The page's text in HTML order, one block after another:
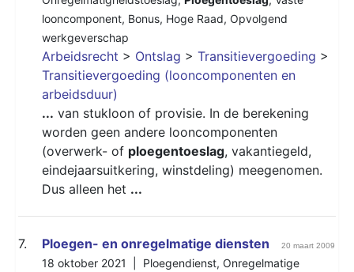
looncomponent, Bonus, Hoge Raad, Opvolgend
werkgeverschap
Arbeidsrecht > Ontslag > Transitievergoeding >
Transitievergoeding (looncomponenten en
arbeidsduur)
... van stukloon of provisie. In de berekening
worden geen andere looncomponenten
(overwerk- of ploegentoeslag, vakantiegeld,
eindejaarsuitkering, winstdeling) meegenomen.
Dus alleen het ...
7. Ploegen- en onregelmatige diensten 20 maart 2009
18 oktober 2021 | Ploegendienst, Onregelmatige